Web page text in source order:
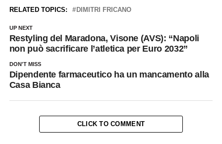
RELATED TOPICS: DIMITRI FRICANO
UP NEXT
Restyling del Maradona, Visone (AVS): “Napoli
non può sacrificare l’atletica per Euro 2032”
DON'T MISS
Dipendente farmaceutico ha un mancamento alla
Casa Bianca
CLICK TO COMMENT